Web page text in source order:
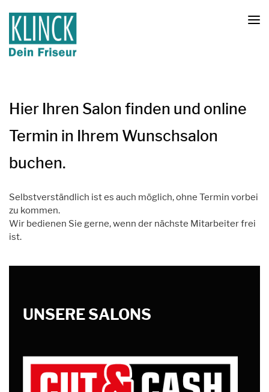
Hier Ihren Salon finden und online
Termin in Ihrem Wunschsalon
buchen.
Selbstverständlich ist es auch möglich, ohne Termin vorbei
zu kommen.
Wir bedienen Sie gerne, wenn der nächste Mitarbeiter frei
ist.
UNSERE SALONS